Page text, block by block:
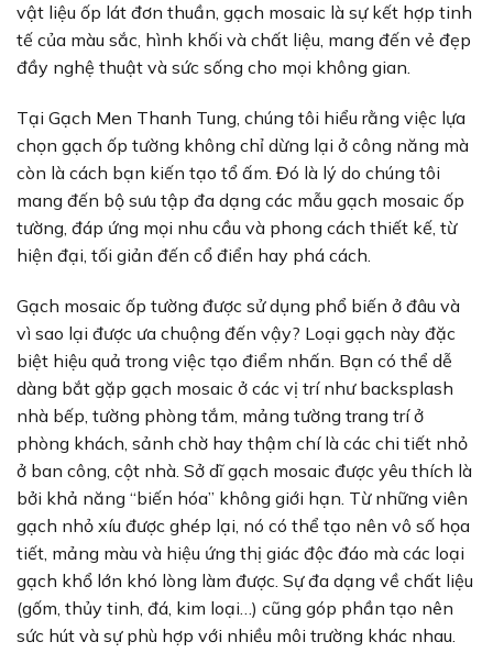
vật liệu ốp lát đơn thuần, gạch mosaic là sự kết hợp tinh
tế của màu sắc, hình khối và chất liệu, mang đến vẻ đẹp
đầy nghệ thuật và sức sống cho mọi không gian.
Tại Gạch Men Thanh Tung, chúng tôi hiểu rằng việc lựa
chọn gạch ốp tường không chỉ dừng lại ở công năng mà
còn là cách bạn kiến tạo tổ ấm. Đó là lý do chúng tôi
mang đến bộ sưu tập đa dạng các mẫu gạch mosaic ốp
tường, đáp ứng mọi nhu cầu và phong cách thiết kế, từ
hiện đại, tối giản đến cổ điển hay phá cách.
Gạch mosaic ốp tường được sử dụng phổ biến ở đâu và
vì sao lại được ưa chuộng đến vậy? Loại gạch này đặc
biệt hiệu quả trong việc tạo điểm nhấn. Bạn có thể dễ
dàng bắt gặp gạch mosaic ở các vị trí như backsplash
nhà bếp, tường phòng tắm, mảng tường trang trí ở
phòng khách, sảnh chờ hay thậm chí là các chi tiết nhỏ
ở ban công, cột nhà. Sở dĩ gạch mosaic được yêu thích là
bởi khả năng “biến hóa” không giới hạn. Từ những viên
gạch nhỏ xíu được ghép lại, nó có thể tạo nên vô số họa
tiết, mảng màu và hiệu ứng thị giác độc đáo mà các loại
gạch khổ lớn khó lòng làm được. Sự đa dạng về chất liệu
(gốm, thủy tinh, đá, kim loại…) cũng góp phần tạo nên
sức hút và sự phù hợp với nhiều môi trường khác nhau.